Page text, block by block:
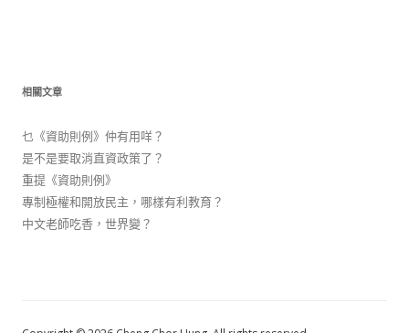
相關文章
乜《資助則例》仲有用咩？
是不是要取消直資政策了？
重提《資助則例》
專制極權和開放民主，哪樣有利教育？
中文老師吃香，世界變？